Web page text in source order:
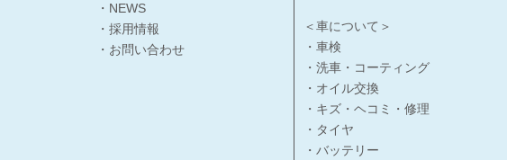
・NEWS
・採用情報
・お問い合わせ
＜車について＞
・車検
・洗車・コーティング
・オイル交換
・キズ・ヘコミ・修理
・タイヤ
・バッテリー